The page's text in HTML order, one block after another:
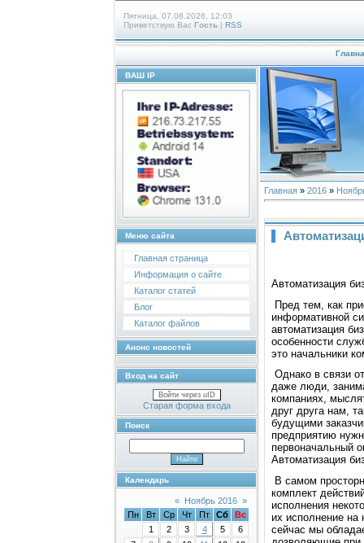
Пятница, 07.08.2026, 12:03
Приветствую Вас Гость | RSS
ВАШ IP
Меню сайта
Главная страница
Информация о сайте
Каталог статей
Блог
Каталог файлов
Анонс новостей
Вход на сайт
Войти через uID
Старая форма входа
Поиск
Календарь
« Ноябрь 2016 »
Пн
Вт Ср Чт Пт Сб
Вс
1
2 3 4 5
6
Главная » 2016 »
Автоматизация
Пред тем, как
информативной
автоматизация
особенности
это начальники
Однако в связи
даже люди,
компаниях,
друг друга нам,
будущими
предприятию
первоначальный
Автоматизация
В самом
комплект
исполнения
их исполнение на
сейчас мы